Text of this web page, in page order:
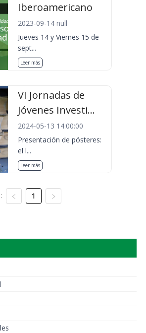
Iberoamericano
2023-09-14 null
Jueves 14 y Viernes 15 de
sept...
Leer más
VI Jornadas de
Jóvenes Investi...
2024-05-13 14:00:00
Presentación de pósteres:
el l...
Leer más
1